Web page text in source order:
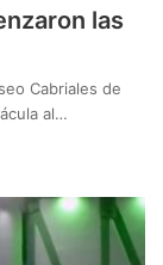
las
Cabriales de
al…